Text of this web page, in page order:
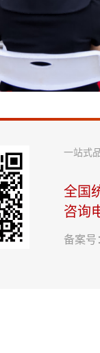
一站式
全国
咨询
备案号